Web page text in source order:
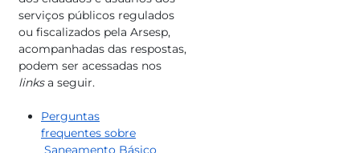
serviços públicos regulados
ou fiscalizados pela Arsesp,
acompanhadas das respostas,
podem ser acessadas nos
linksa seguir.
Perguntas
frequentes sobre​
Saneamento Básico